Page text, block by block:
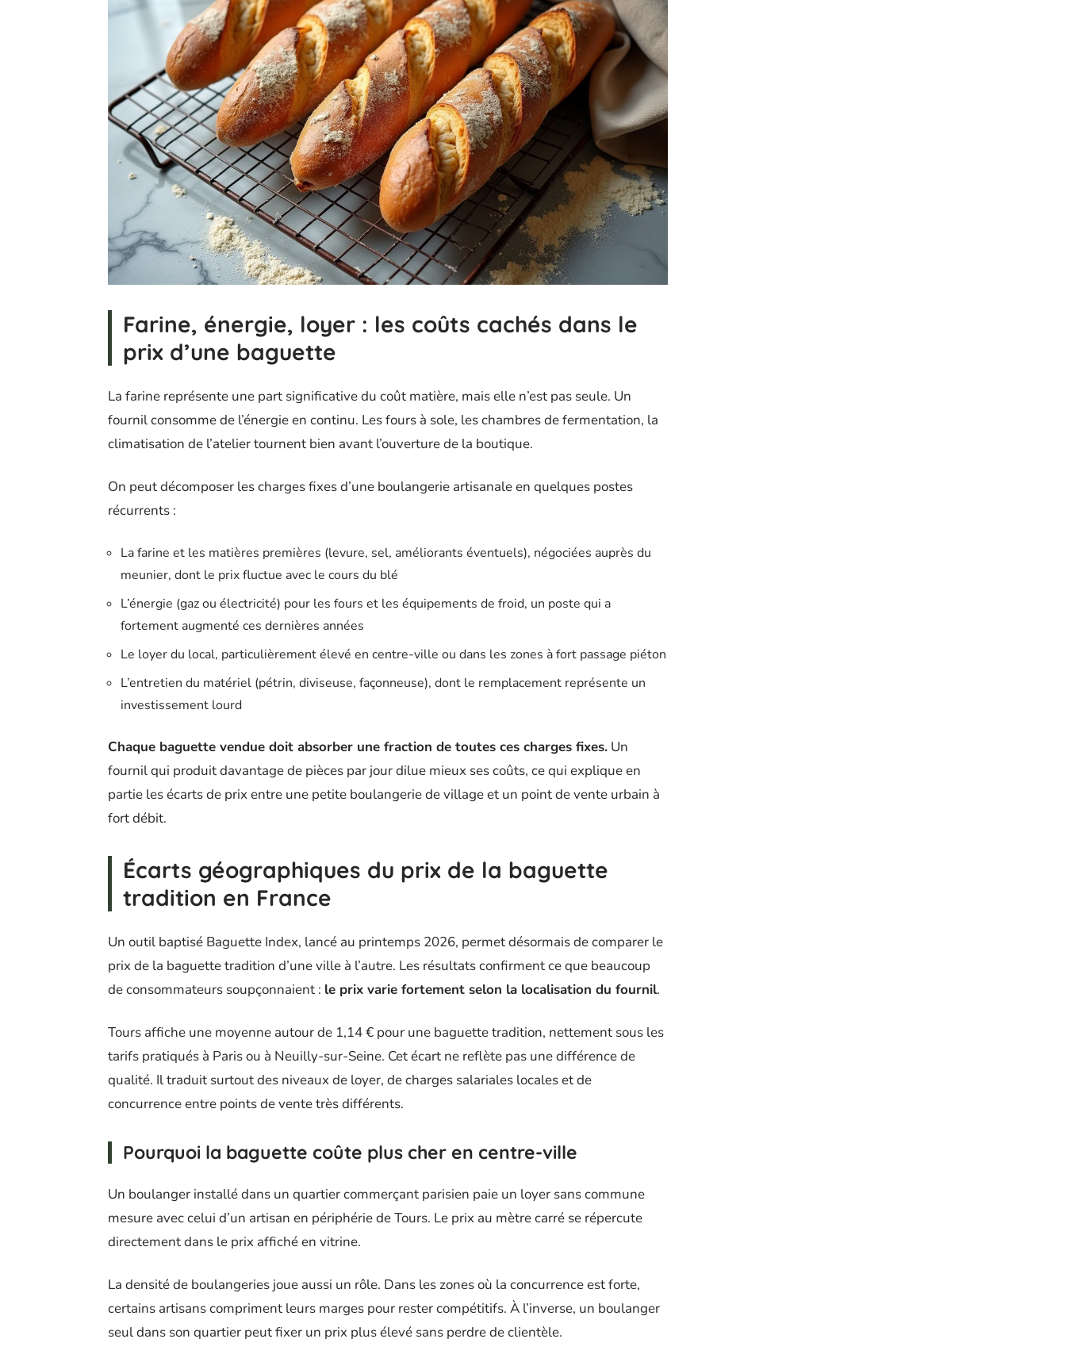
Farine, énergie, loyer : les coûts cachés dans le
prix d’une baguette
La farine représente une part significative du coût matière, mais elle n’est pas seule. Un
fournil consomme de l’énergie en continu. Les fours à sole, les chambres de fermentation, la
climatisation de l’atelier tournent bien avant l’ouverture de la boutique.
On peut décomposer les charges fixes d’une boulangerie artisanale en quelques postes
récurrents :
La farine et les matières premières (levure, sel, améliorants éventuels), négociées auprès du
meunier, dont le prix fluctue avec le cours du blé
L’énergie (gaz ou électricité) pour les fours et les équipements de froid, un poste qui a
fortement augmenté ces dernières années
Le loyer du local, particulièrement élevé en centre-ville ou dans les zones à fort passage piéton
L’entretien du matériel (pétrin, diviseuse, façonneuse), dont le remplacement représente un
investissement lourd
Chaque baguette vendue doit absorber une fraction de toutes ces charges fixes. Un
fournil qui produit davantage de pièces par jour dilue mieux ses coûts, ce qui explique en
partie les écarts de prix entre une petite boulangerie de village et un point de vente urbain à
fort débit.
Écarts géographiques du prix de la baguette
tradition en France
Un outil baptisé Baguette Index, lancé au printemps 2026, permet désormais de comparer le
prix de la baguette tradition d’une ville à l’autre. Les résultats confirment ce que beaucoup
de consommateurs soupçonnaient : le prix varie fortement selon la localisation du fournil.
Tours affiche une moyenne autour de 1,14 € pour une baguette tradition, nettement sous les
tarifs pratiqués à Paris ou à Neuilly-sur-Seine. Cet écart ne reflète pas une différence de
qualité. Il traduit surtout des niveaux de loyer, de charges salariales locales et de
concurrence entre points de vente très différents.
Pourquoi la baguette coûte plus cher en centre-ville
Un boulanger installé dans un quartier commerçant parisien paie un loyer sans commune
mesure avec celui d’un artisan en périphérie de Tours. Le prix au mètre carré se répercute
directement dans le prix affiché en vitrine.
La densité de boulangeries joue aussi un rôle. Dans les zones où la concurrence est forte,
certains artisans compriment leurs marges pour rester compétitifs. À l’inverse, un boulanger
seul dans son quartier peut fixer un prix plus élevé sans perdre de clientèle.